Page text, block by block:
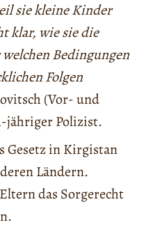
sie kleine Kinder
klar, wie sie die
Bedingungen
Folgen
(Vor- und
jähriger Polizist.
Gesetz in Kirgistan
Ländern.
das Sorgerecht